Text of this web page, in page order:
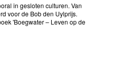
in gesloten culturen. Van
voor de Bob den Uylprijs.
'Boegwater – Leven op de